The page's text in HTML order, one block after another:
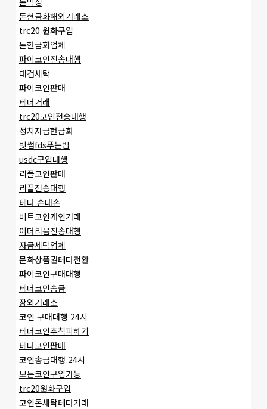
돈현금화해외거래소
trc20 원화구입
돈현금화업체
파이코인전송대행
대검세탁
파이코인판매
테더거래
trc20코인전송대행
정치자금현금화
빗썸fds푸는법
usdc구입대행
리플코인판매
리플전송대행
테더 손대손
비트코인개인거래
이더리움전송대행
자금세탁업체
문화상품권테더전환
파이코인구매대행
테더코인송금
장외거래소
코인 구매대행 24시
테더코인추척피하기
테더코인판매
코인송금대행 24시
모든코인구입가능
trc20원화구입
코인돈세탁테더거래